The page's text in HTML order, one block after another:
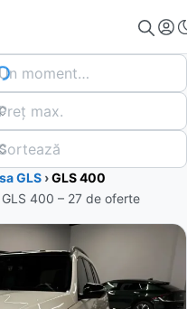
moment…
Preț max.
Sortează
GLS ›GLS 400
400 – 27 de oferte